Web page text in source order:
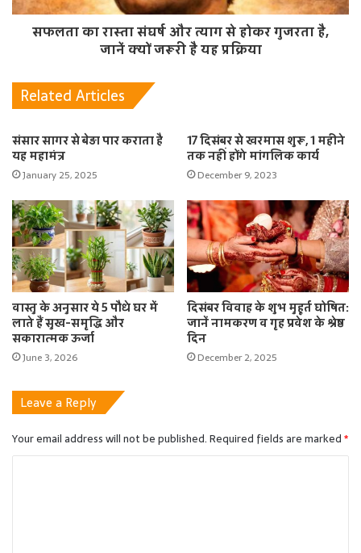
सफलता का रास्ता संघर्ष और त्याग से होकर गुजरता है,
जानें क्यों जरूरी है यह प्रक्रिया
Related Articles
संसार सागर से बेड़ा पार कराता है
यह महामंत्र
January 25, 2025
17 दिसंबर से खरमास शुरू, 1 महीने
तक नहीं होंगे मांगलिक कार्य
December 9, 2023
वास्तु के अनुसार ये 5 पौधे घर में
लाते हैं सुख-समृद्धि और
सकारात्मक ऊर्जा
June 3, 2026
दिसंबर विवाह के शुभ मुहूर्त घोषित:
जानें नामकरण व गृह प्रवेश के श्रेष्ठ
दिन
December 2, 2025
Leave a Reply
Your email address will not be published.Required fields are marked*